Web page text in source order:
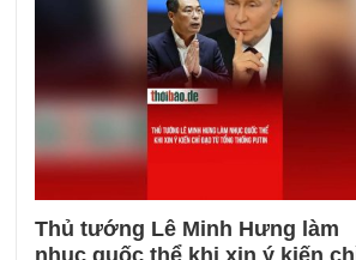
Thủ tướng Lê Minh Hưng làm
nhục quốc thể khi xin ý kiến